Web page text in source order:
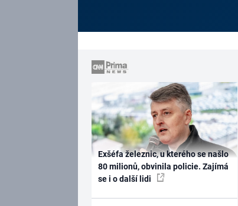
Exšéfa železnic, u kterého se našlo
80 milionů, obvinila policie. Zajímá
se i o další lidi